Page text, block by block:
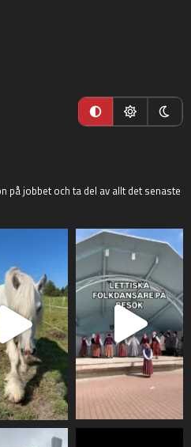
på jobbet och ta del av allt det senaste